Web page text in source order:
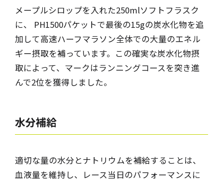
メープルシロップを入れた250mlソフトフラスク
に、 PH1500パケットで最後の15gの炭水化物を追
加して高速ハーフマラソン全体での大量のエネル
ギー摂取を補っています。この確実な炭水化物摂
取によって、マークはランニングコースを突き進
んで2位を獲得しました。
水分補給
適切な量の水分とナトリウムを補給することは、
血液量を維持し、レース当日のパフォーマンスに